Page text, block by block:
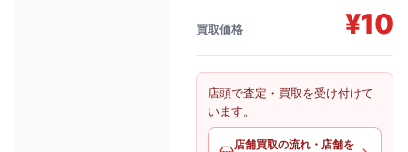
買取価格 ¥10
店頭で査定・買取を受け付けて
います。
店舗買取の流れ・店舗を